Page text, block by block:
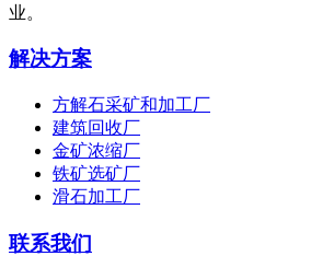
业。
解决方案
方解石采矿和加工厂
建筑回收厂
金矿浓缩厂
铁矿选矿厂
滑石加工厂
联系我们